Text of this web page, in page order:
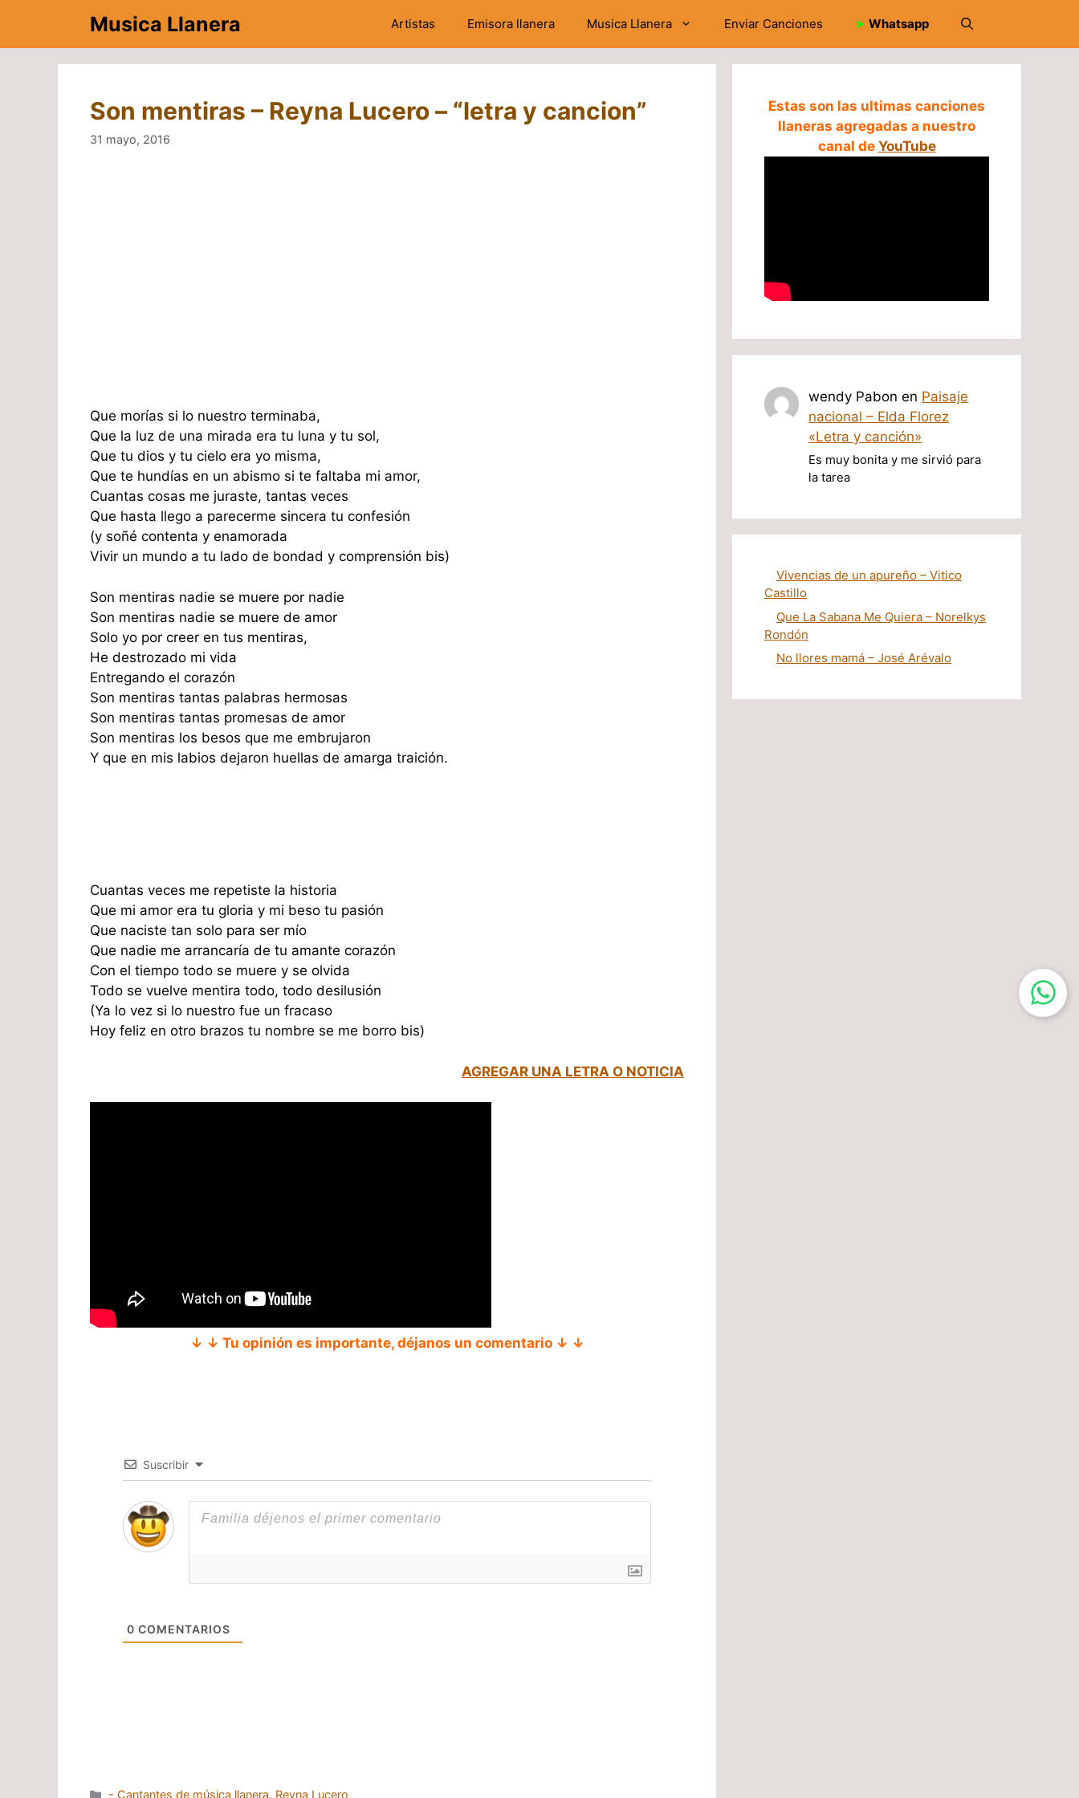
contenido
Musica Llanera Artistas Emisora llanera Musica Llanera Enviar Canciones ➤ Whatsapp
Son mentiras – Reyna Lucero – “letra y cancion”
31 mayo, 2016
Que morías si lo nuestro terminaba,
Que la luz de una mirada era tu luna y tu sol,
Que tu dios y tu cielo era yo misma,
Que te hundías en un abismo si te faltaba mi amor,
Cuantas cosas me juraste, tantas veces
Que hasta llego a parecerme sincera tu confesión
(y soñé contenta y enamorada
Vivir un mundo a tu lado de bondad y comprensión bis)
Son mentiras nadie se muere por nadie
Son mentiras nadie se muere de amor
Solo yo por creer en tus mentiras,
He destrozado mi vida
Entregando el corazón
Son mentiras tantas palabras hermosas
Son mentiras tantas promesas de amor
Son mentiras los besos que me embrujaron
Y que en mis labios dejaron huellas de amarga traición.
Cuantas veces me repetiste la historia
Que mi amor era tu gloria y mi beso tu pasión
Que naciste tan solo para ser mío
Que nadie me arrancaría de tu amante corazón
Con el tiempo todo se muere y se olvida
Todo se vuelve mentira todo, todo desilusión
(Ya lo vez si lo nuestro fue un fracaso
Hoy feliz en otro brazos tu nombre se me borro bis)
AGREGAR UNA LETRA O NOTICIA
↓ ↓ Tu opinión es importante, déjanos un comentario ↓ ↓
Suscribir
0 COMENTARIOS
Categorías
- Cantantes de música llanera, Reyna Lucero
Estas son las ultimas canciones
llaneras agregadas a nuestro
canal de YouTube
wendy Pabon en Paisaje
nacional – Elda Florez
«Letra y canción»
Es muy bonita y me sirvió para
la tarea
Vivencias de un apureño – Vitico
Castillo
Que La Sabana Me Quiera – Norelkys
Rondón
No llores mamá – José Arévalo